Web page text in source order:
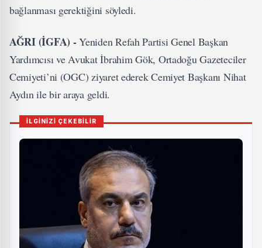
bağlanması gerektiğini söyledi.
AĞRI (İGFA) -Yeniden Refah Partisi Genel Başkan
Yardımcısı ve Avukat İbrahim Gök, Ortadoğu Gazeteciler
Cemiyeti’ni (OGC) ziyaret ederek Cemiyet Başkanı Nihat
Aydın ile bir araya geldi.
İLGİNİZİ ÇEKEBİLİR